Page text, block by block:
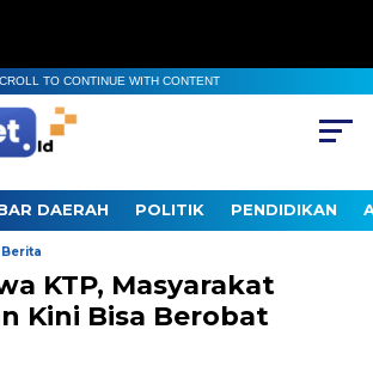
TO CONTINUE WITH CONTENT
DAERAH POLITIK PENDIDIKAN
Berita
KTP, Masyarakat
Kini Bisa Berobat